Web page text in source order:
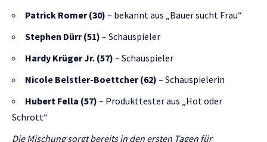
Patrick Romer (30) – bekannt aus „Bauer sucht Frau“
Stephen Dürr (51) – Schauspieler
Hardy Krüger Jr. (57) – Schauspieler
Nicole Belstler-Boettcher (62) – Schauspielerin
Hubert Fella (57) – Produkttester aus „Hot oder
Schrott“
Die Mischung sorgt bereits in den ersten Tagen für